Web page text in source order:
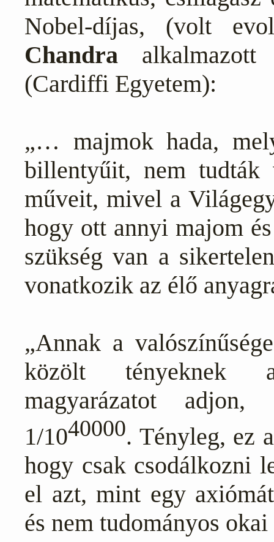
Nobel-díjas, (volt
Chandra
(Cardiffi Egyetem):
„… majmok hada,
billentyűit, nem tudták
műveit, mivel a
hogy ott annyi majom
szükség van a
vonatkozik az élő
„Annak a
közölt tényeknek
magyarázatot adjon,
1/1040000. Tényleg, ez
hogy csak csodálkozni
el azt, mint egy
és nem tudományos